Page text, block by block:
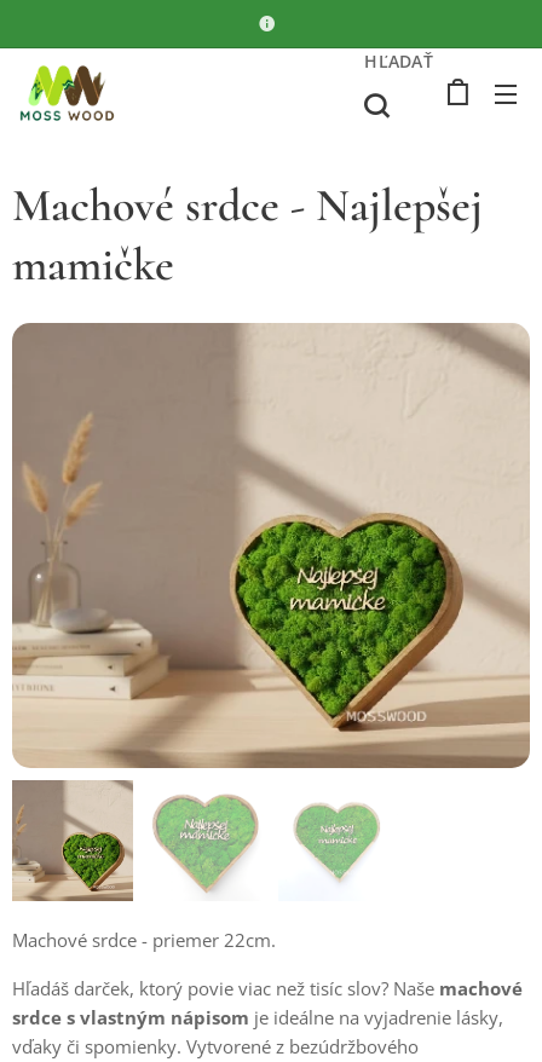
HĽADAŤ
Machové srdce - Najlepšej
mamičke
prírodná
Machové srdce - priemer 22cm.
Hľadáš darček, ktorý povie viac než tisíc slov? Naše machové
srdce s vlastným nápisom je ideálne na vyjadrenie lásky,
vďaky či spomienky. Vytvorené z bezúdržbového